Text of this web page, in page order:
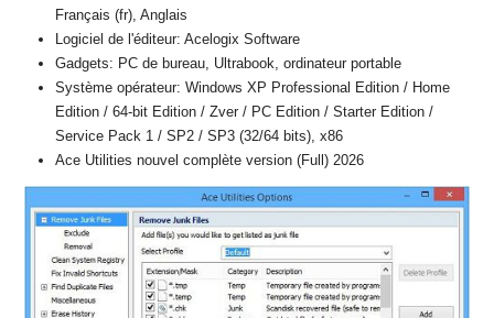
Français (fr), Anglais
Logiciel de l'éditeur: Acelogix Software
Gadgets: PC de bureau, Ultrabook, ordinateur portable
Système opérateur: Windows XP Professional Edition / Home
Edition / 64-bit Edition / Zver / PC Edition / Starter Edition /
Service Pack 1 / SP2 / SP3 (32/64 bits), x86
Ace Utilities nouvel complète version (Full) 2026